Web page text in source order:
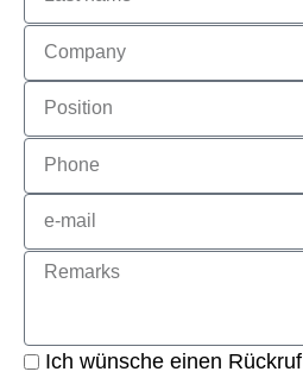
name
Company
Position
Phone
mail
Remarks
I
Ich wünsche einen Rückruf